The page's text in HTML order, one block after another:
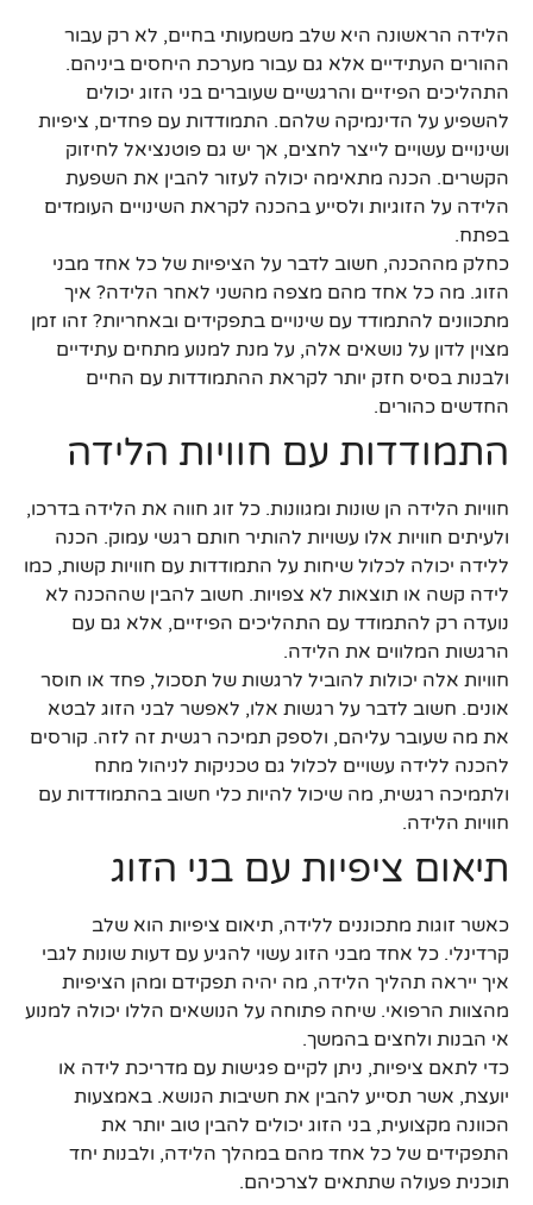
הלידה הראשונה היא שלב משמעותי בחיים, לא רק עבור
ההורים העתידיים אלא גם עבור מערכת היחסים ביניהם.
התהליכים הפיזיים והרגשיים שעוברים בני הזוג יכולים
להשפיע על הדינמיקה שלהם. התמודדות עם פחדים, ציפיות
ושינויים עשויים לייצר לחצים, אך יש גם פוטנציאל לחיזוק
הקשרים. הכנה מתאימה יכולה לעזור להבין את השפעת
הלידה על הזוגיות ולסייע בהכנה לקראת השינויים העומדים
בפתח.
כחלק מההכנה, חשוב לדבר על הציפיות של כל אחד מבני
הזוג. מה כל אחד מהם מצפה מהשני לאחר הלידה? איך
מתכוונים להתמודד עם שינויים בתפקידים ובאחריות? זהו זמן
מצוין לדון על נושאים אלה, על מנת למנוע מתחים עתידיים
ולבנות בסיס חזק יותר לקראת ההתמודדות עם החיים
החדשים כהורים.
התמודדות עם חוויות הלידה
חוויות הלידה הן שונות ומגוונות. כל זוג חווה את הלידה בדרכו,
ולעיתים חוויות אלו עשויות להותיר חותם רגשי עמוק. הכנה
ללידה יכולה לכלול שיחות על התמודדות עם חוויות קשות, כמו
לידה קשה או תוצאות לא צפויות. חשוב להבין שההכנה לא
נועדה רק להתמודד עם התהליכים הפיזיים, אלא גם עם
הרגשות המלווים את הלידה.
חוויות אלה יכולות להוביל לרגשות של תסכול, פחד או חוסר
אונים. חשוב לדבר על רגשות אלו, לאפשר לבני הזוג לבטא
את מה שעובר עליהם, ולספק תמיכה רגשית זה לזה. קורסים
להכנה ללידה עשויים לכלול גם טכניקות לניהול מתח
ולתמיכה רגשית, מה שיכול להיות כלי חשוב בהתמודדות עם
חוויות הלידה.
תיאום ציפיות עם בני הזוג
כאשר זוגות מתכוננים ללידה, תיאום ציפיות הוא שלב
קרדינלי. כל אחד מבני הזוג עשוי להגיע עם דעות שונות לגבי
איך ייראה תהליך הלידה, מה יהיה תפקידם ומהן הציפיות
מהצוות הרפואי. שיחה פתוחה על הנושאים הללו יכולה למנוע
אי הבנות ולחצים בהמשך.
כדי לתאם ציפיות, ניתן לקיים פגישות עם מדריכת לידה או
יועצת, אשר תסייע להבין את חשיבות הנושא. באמצעות
הכוונה מקצועית, בני הזוג יכולים להבין טוב יותר את
התפקידים של כל אחד מהם במהלך הלידה, ולבנות יחד
תוכנית פעולה שתתאים לצרכיהם.